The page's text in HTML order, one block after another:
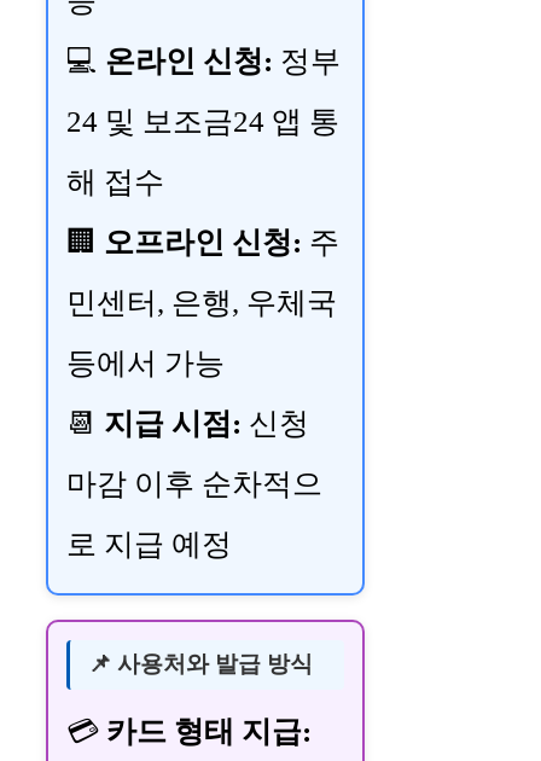
💻 온라인 신청: 정부
24 및 보조금24 앱 통
해 접수
🏢 오프라인 신청: 주
민센터, 은행, 우체국
등에서 가능
📆 지급 시점: 신청
마감 이후 순차적으
로 지급 예정
📌 사용처와 발급 방식
💳 카드 형태 지급: